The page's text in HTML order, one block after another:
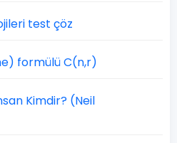
test çöz
formülü C(n,r)
Kimdir? (Neil